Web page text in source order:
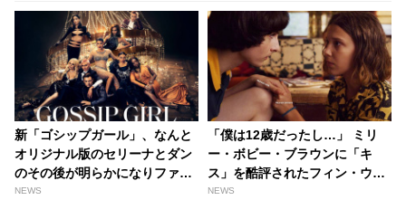
新「ゴシップガール」、なんと
オリジナル版のセリーナとダン
のその後が明らかになりファン
大興奮！ ジョージーナが再登場
NEWS
「僕は12歳だったし…」 ミリ
ー・ボビー・ブラウンに「キ
ス」を酷評されたフィン・ウル
フハードが本音を告白！ 「スト
NEWS